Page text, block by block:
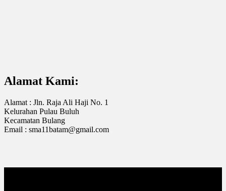
Alamat Kami:
Alamat : Jln. Raja Ali Haji No. 1
Kelurahan Pulau Buluh
Kecamatan Bulang
Email : sma11batam@gmail.com